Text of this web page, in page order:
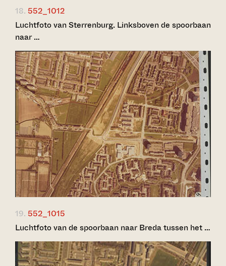
18. 552_1012
Luchtfoto van Sterrenburg. Linksboven de spoorbaan
naar …
19. 552_1015
Luchtfoto van de spoorbaan naar Breda tussen het …